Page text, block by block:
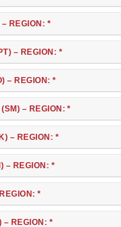
REGION: *
– REGION: *
– REGION: *
– REGION: *
– REGION: *
– REGION: *
*
– REGION: *